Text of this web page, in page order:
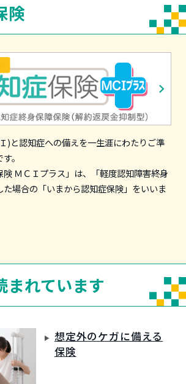
険
)と認知症への備えを一生涯にわたりご準
。
険 ＭＣＩプラス」は、「軽度認知障害終身
場合の「いまから認知症保険」をいいま
まれています
想定外のケガに備える
保険